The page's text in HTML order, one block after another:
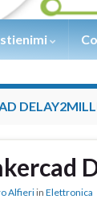
Alfieri in Elettronica